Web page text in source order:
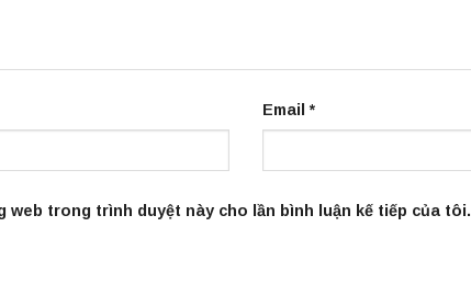
Email*
web trong trình duyệt này cho lần bình luận kế tiếp của tôi.